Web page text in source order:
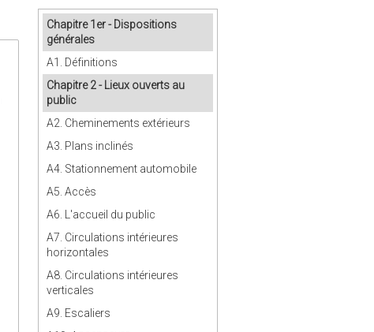
Chapitre 1er - Dispositions
générales
A1. Définitions
Chapitre 2 - Lieux ouverts au
public
A2. Cheminements extérieurs
A3. Plans inclinés
A4. Stationnement automobile
A5. Accès
A6. L'accueil du public
A7. Circulations intérieures
horizontales
A8. Circulations intérieures
verticales
A9. Escaliers